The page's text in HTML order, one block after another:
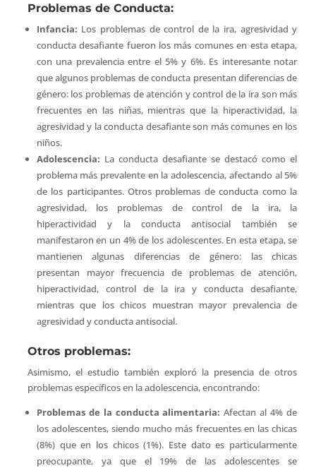
Problemas de Conducta:
Infancia: Los problemas de control de la ira, agresividad y
conducta desafiante fueron los más comunes en esta etapa,
con una prevalencia entre el 5% y 6%. Es interesante notar
que algunos problemas de conducta presentan diferencias de
género: los problemas de atención y control de la ira son más
frecuentes en las niñas, mientras que la hiperactividad, la
agresividad y la conducta desafiante son más comunes en los
niños.
Adolescencia: La conducta desafiante se destacó como el
problema más prevalente en la adolescencia, afectando al 5%
de los participantes. Otros problemas de conducta como la
agresividad, los problemas de control de la ira, la
hiperactividad y la conducta antisocial también se
manifestaron en un 4% de los adolescentes. En esta etapa, se
mantienen algunas diferencias de género: las chicas
presentan mayor frecuencia de problemas de atención,
hiperactividad, control de la ira y conducta desafiante,
mientras que los chicos muestran mayor prevalencia de
agresividad y conducta antisocial.
Otros problemas:
Asimismo, el estudio también exploró la presencia de otros
problemas específicos en la adolescencia, encontrando:
Problemas de la conducta alimentaria: Afectan al 4% de
los adolescentes, siendo mucho más frecuentes en las chicas
(8%) que en los chicos (1%). Este dato es particularmente
preocupante, ya que el 19% de las adolescentes se